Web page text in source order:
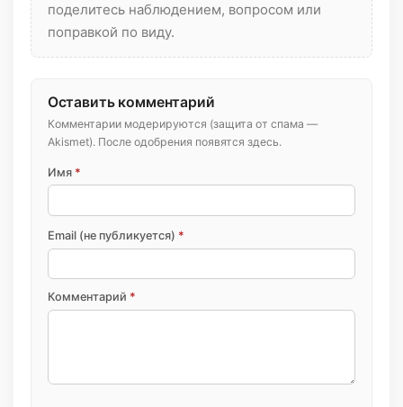
поделитесь наблюдением, вопросом или
поправкой по виду.
Оставить комментарий
Комментарии модерируются (защита от спама —
Akismet). После одобрения появятся здесь.
Имя *
Email (не публикуется) *
Комментарий *